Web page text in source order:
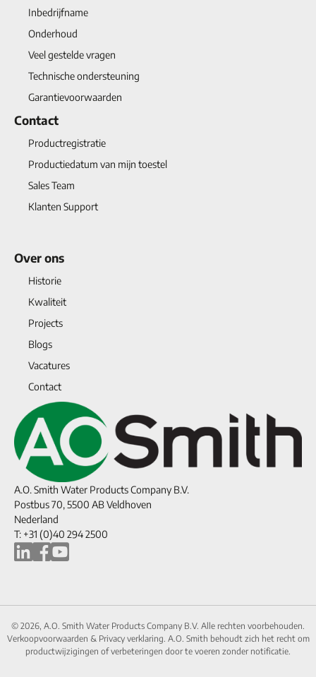
Inbedrijfname
Onderhoud
Veel gestelde vragen
Technische ondersteuning
Garantievoorwaarden
Contact
Productregistratie
Productiedatum van mijn toestel
Sales Team
Klanten Support
Over ons
Historie
Kwaliteit
Projects
Blogs
Vacatures
Contact
A.O. Smith Water Products Company B.V.
Postbus 70, 5500 AB Veldhoven
Nederland
T: +31 (0)40 294 2500
© 2026, A.O. Smith Water Products Company B.V. Alle rechten voorbehouden.
Verkoopvoorwaarden & Privacy verklaring. A.O. Smith behoudt zich het recht om
productwijzigingen of verbeteringen door te voeren zonder notificatie.